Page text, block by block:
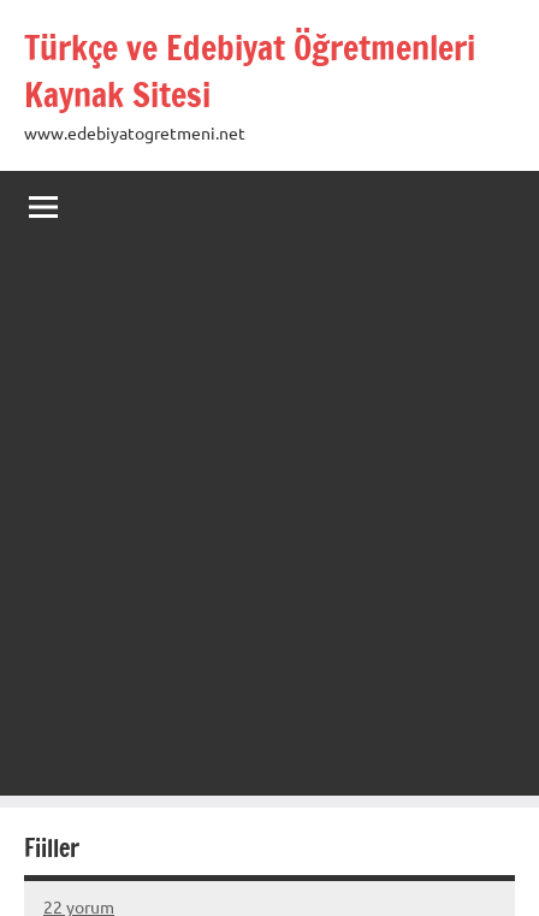
Türkçe ve Edebiyat Öğretmenleri
Kaynak Sitesi
www.edebiyatogretmeni.net
Fiiller
22 yorum